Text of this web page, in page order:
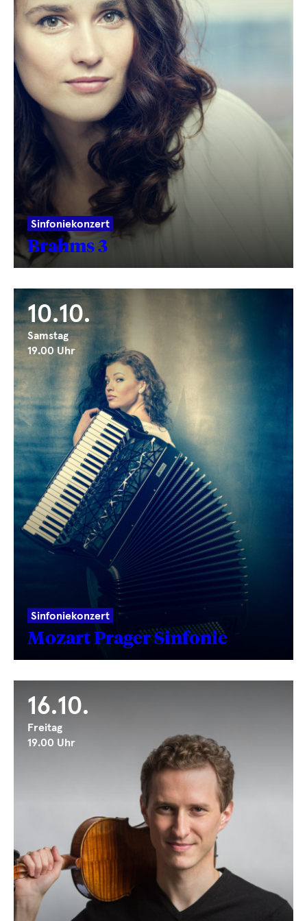
Sinfoniekonzert
Brahms 3
10.10.
Samstag
19.00 Uhr
Sinfoniekonzert
Mozart Prager Sinfonie
16.10.
Freitag
19.00 Uhr